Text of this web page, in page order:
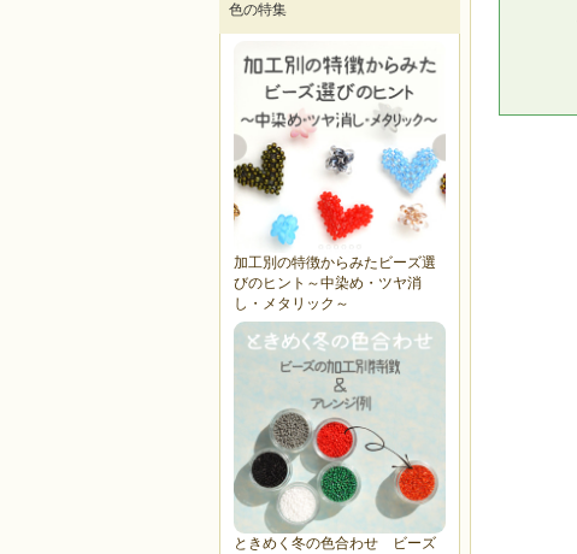
色の特集
加工別の特徴からみたビーズ選
びのヒント～中染め・ツヤ消
し・メタリック～
ときめく冬の色合わせ ビーズ